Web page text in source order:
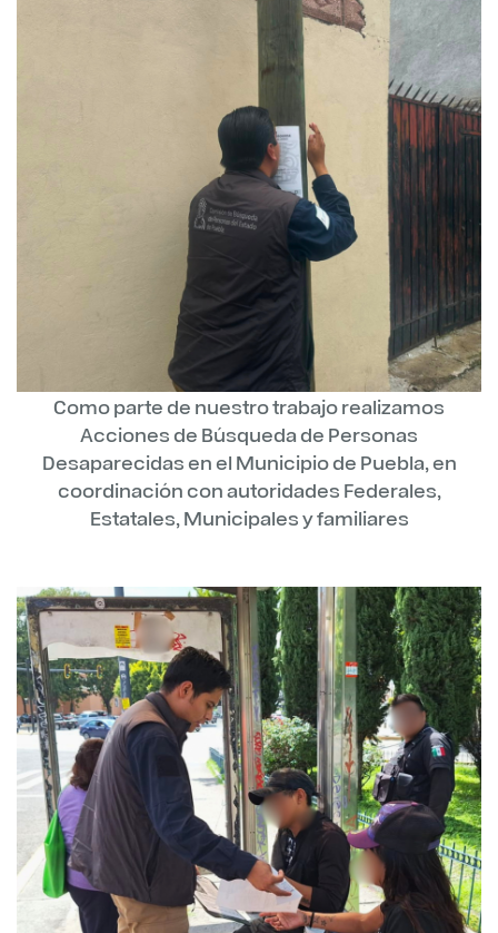
Como parte de nuestro trabajo realizamos
Acciones de Búsqueda de Personas
Desaparecidas en el Municipio de Puebla, en
coordinación con autoridades Federales,
Estatales, Municipales y familiares